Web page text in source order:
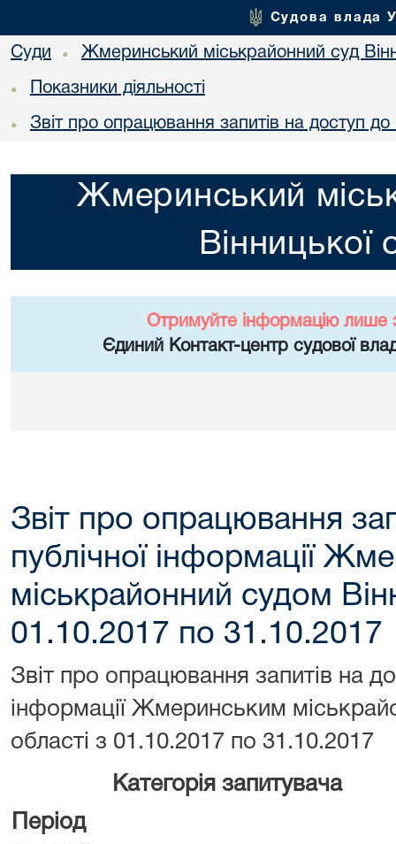
Судова влада
Суди • Жмеринський міськрайонний суд
• Показники діяльності
• Звіт про опрацювання запитів на доступ до
Жмеринський
Вінницької
Отримуйте інформацію лише
Єдиний Контакт-центр судової
Звіт про опрацювання
публічної інформації
міськрайонний судом
01.10.2017 по 31.10.2017
Звіт про опрацювання запитів на
інформації Жмеринським
області з 01.10.2017 по 31.10.2017
Період
Категорія запитувача